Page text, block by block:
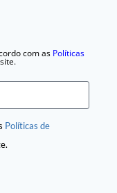
com as Políticas
Políticas de